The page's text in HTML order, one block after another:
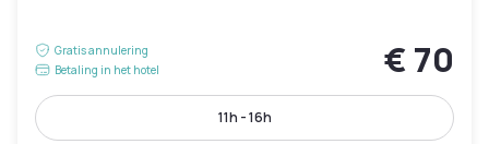
Gratis annulering
Betaling in het hotel
€ 70
11h - 16h